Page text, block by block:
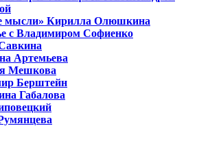
мысли» Кирилла Олюшкина
с Владимиром Софиенко
Артемьева
Мешкова
Берштейн
Габалова